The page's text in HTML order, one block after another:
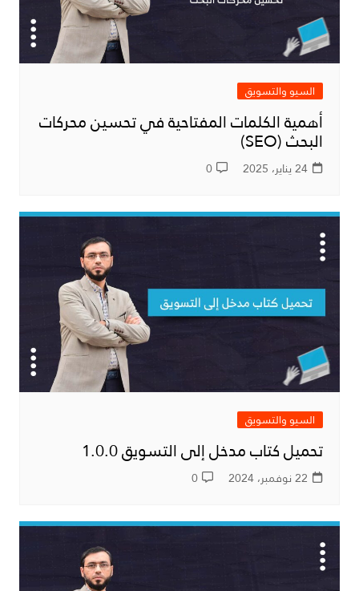
السيو والتسويق
أهمية الكلمات المفتاحية في تحسين محركات
البحث (SEO)
24 يناير، 2025 0
السيو والتسويق
تحميل كتاب مدخل إلى التسويق 1.0.0
22 نوفمبر، 2024 0